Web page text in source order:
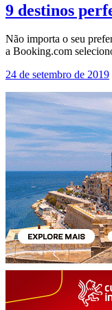
9 destinos
Não importa o seu
a Booking.com
24 de setembro de 2019